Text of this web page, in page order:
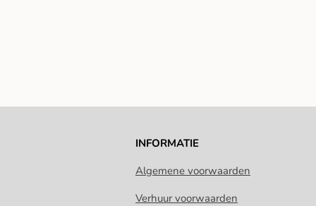
INFORMATIE
Algemene voorwaarden
Verhuur voorwaarden